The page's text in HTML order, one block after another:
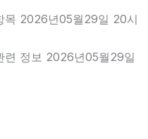
목 2026년05월29일 20시
련 정보 2026년05월29일